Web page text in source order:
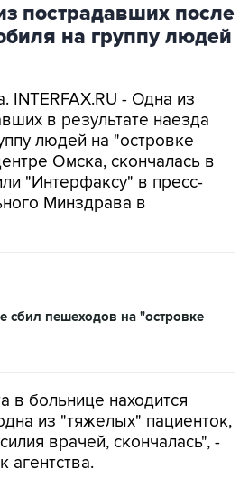
пострадавших после
на группу людей
INTERFAX.RU - Одна из
в результате наезда
людей на "островке
Омска, скончалась в
"Интерфаксу" в пресс-
Минздрава в
сбил пешеходов на "островке
в больнице находится
из "тяжелых" пациенток,
врачей, скончалась", -
агентства.